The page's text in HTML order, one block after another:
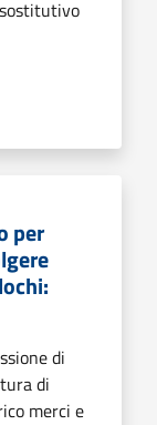
per
di
di
merci e